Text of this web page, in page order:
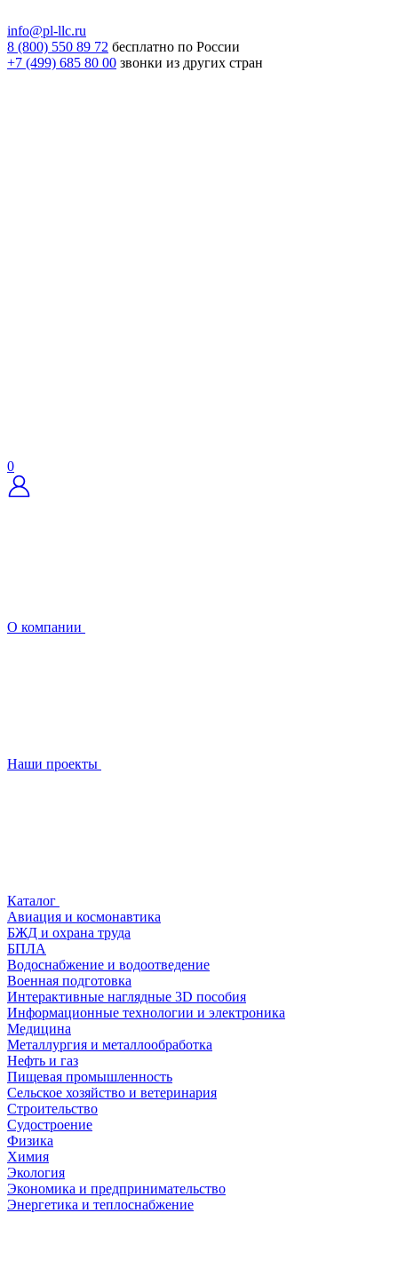
info@pl-llc.ru
8 (800) 550 89 72 бесплатно по России
+7 (499) 685 80 00 звонки из других стран
0
О компании
Наши проекты
Каталог
Авиация и космонавтика
БЖД и охрана труда
БПЛА
Водоснабжение и водоотведение
Военная подготовка
Интерактивные наглядные 3D пособия
Информационные технологии и электроника
Медицина
Металлургия и металлообработка
Нефть и газ
Пищевая промышленность
Сельское хозяйство и ветеринария
Строительство
Судостроение
Физика
Химия
Экология
Экономика и предпринимательство
Энергетика и теплоснабжение